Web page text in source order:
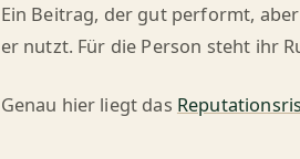
Ein Beitrag, der gut performt,
er nutzt. Für die Person steht ihr
Genau hier liegt das